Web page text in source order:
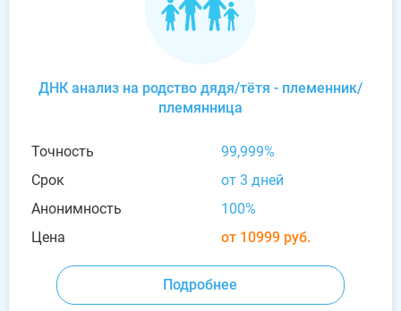
ДНК анализ на родство дядя/тётя - племенник/
племянница
Точность
99,999%
Срок
от 3 дней
Анонимность
100%
Цена
от 10999 руб.
Подробнее